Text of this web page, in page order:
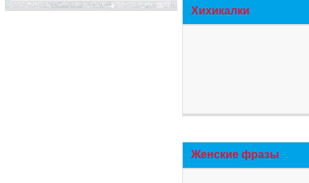
Хихикалки
Женские фразы